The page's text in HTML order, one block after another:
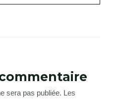
sera pas publiée. Les